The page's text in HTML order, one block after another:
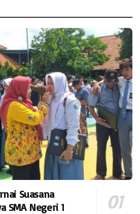
Suasana
SMA Negeri 1